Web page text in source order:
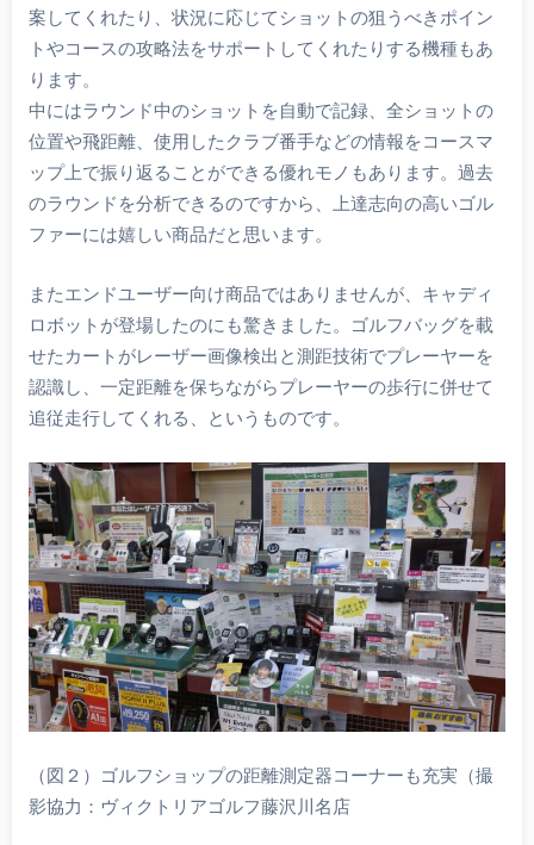
案してくれたり、状況に応じてショットの狙うべきポイン
トやコースの攻略法をサポートしてくれたりする機種もあ
ります。
中にはラウンド中のショットを自動で記録、全ショットの
位置や飛距離、使用したクラブ番手などの情報をコースマ
ップ上で振り返ることができる優れモノもあります。過去
のラウンドを分析できるのですから、上達志向の高いゴル
ファーには嬉しい商品だと思います。
またエンドユーザー向け商品ではありませんが、キャディ
ロボットが登場したのにも驚きました。ゴルフバッグを載
せたカートがレーザー画像検出と測距技術でプレーヤーを
認識し、一定距離を保ちながらプレーヤーの歩行に併せて
追従走行してくれる、というものです。
（図２）ゴルフショップの距離測定器コーナーも充実（撮
影協力：ヴィクトリアゴルフ藤沢川名店